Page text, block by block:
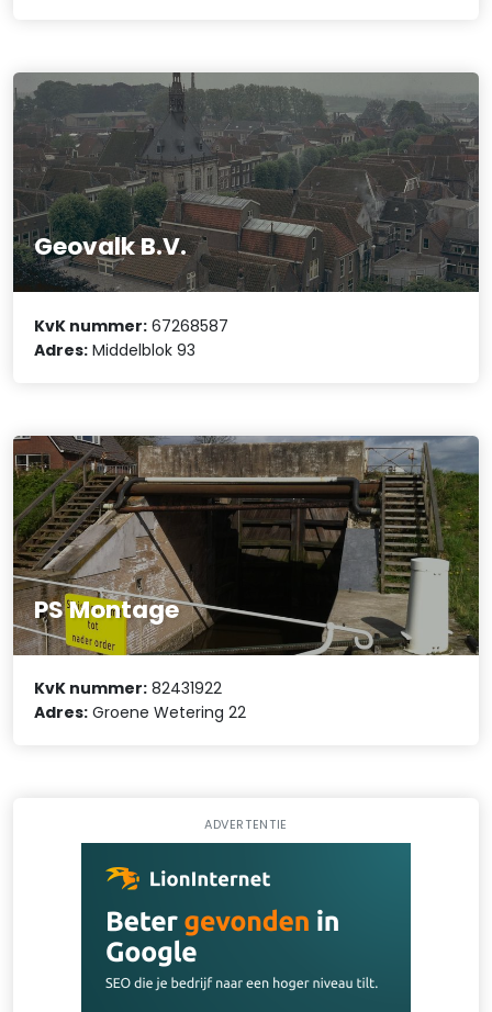
Geovalk B.V.
KvK nummer: 67268587
Adres: Middelblok 93
PS Montage
KvK nummer: 82431922
Adres: Groene Wetering 22
ADVERTENTIE